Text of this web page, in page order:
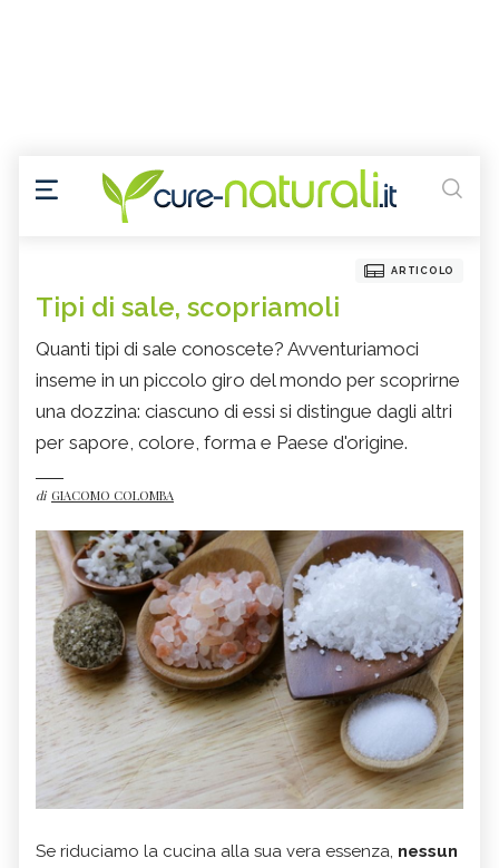
ARTICOLO
Tipi di sale, scopriamoli
Quanti tipi di sale conoscete? Avventuriamoci
inseme in un piccolo giro del mondo per scoprirne
una dozzina: ciascuno di essi si distingue dagli altri
per sapore, colore, forma e Paese d'origine.
di GIACOMO COLOMBA
Se riduciamo la cucina alla sua vera essenza, nessun